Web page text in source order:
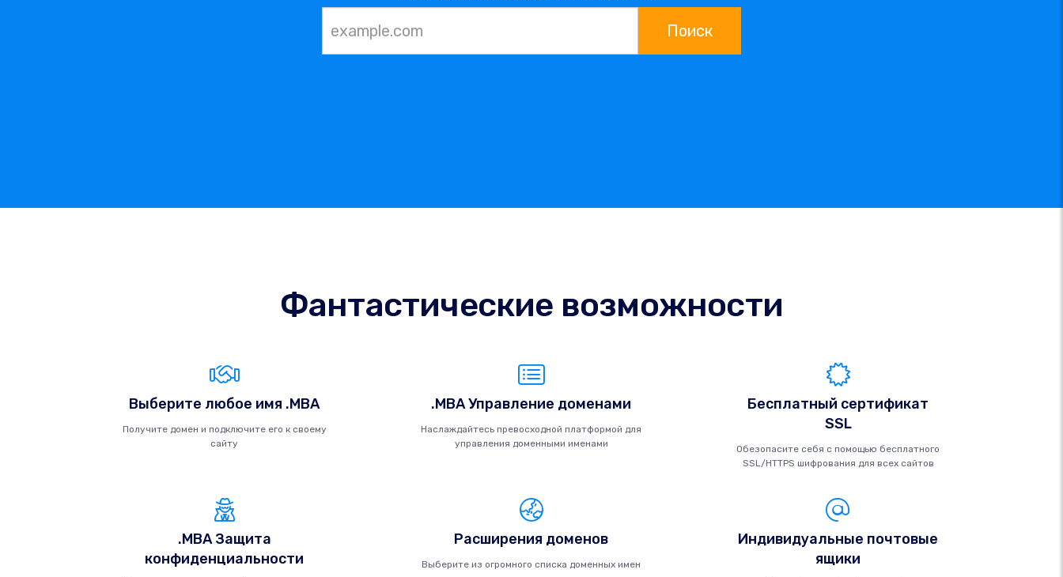
Поиск
Фантастические возможности
Выберите любое имя .MBA
Получите домен и подключите его к своему
сайту
.MBA Управление доменами
Наслаждайтесь превосходной платформой для
управления доменными именами
Бесплатный сертификат
SSL
Обезопасите себя с помощью бесплатного
SSL/HTTPS шифрования для всех сайтов
.MBA Защита
конфиденциальности
Расширения доменов
Выберите из огромного списка доменных имен
Индивидуальные почтовые
ящики